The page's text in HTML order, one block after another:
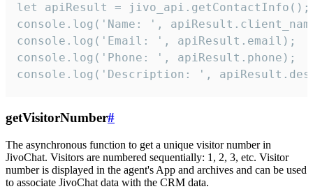
let apiResult = jivo_api.getContactInfo();
console.log('Name: ',
console.log('Email: ', apiResult.email);
console.log('Phone: ', apiResult.phone);
console.log('Description: ',
getVisitorNumber#
The asynchronous function to get a unique visitor number in
JivoChat. Visitors are numbered sequentially: 1, 2, 3, etc. Visitor
number is displayed in the agent's App and archives and can be used
to associate JivoChat data with the CRM data.